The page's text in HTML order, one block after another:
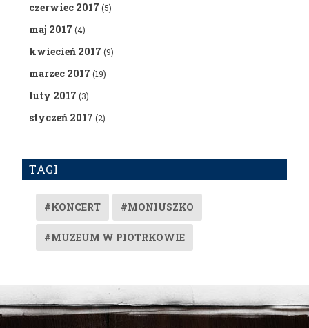
czerwiec 2017 (5)
maj 2017 (4)
kwiecień 2017 (9)
marzec 2017 (19)
luty 2017 (3)
styczeń 2017 (2)
TAGI
#KONCERT #MONIUSZKO
#MUZEUM W PIOTRKOWIE